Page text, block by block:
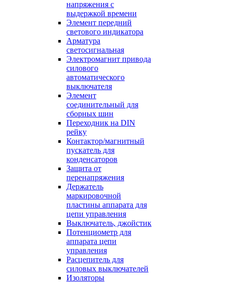
напряжения с
выдержкой времени
Элемент передний
светового индикатора
Арматура
светосигнальная
Электромагнит привода
силового
автоматического
выключателя
Элемент
соединительный для
сборных шин
Переходник на DIN
рейку
Контактор/магнитный
пускатель для
конденсаторов
Защита от
перенапряжения
Держатель
маркировочной
пластины аппарата для
цепи управления
Выключатель, джойстик
Потенциометр для
аппарата цепи
управления
Расцепитель для
силовых выключателей
Изоляторы